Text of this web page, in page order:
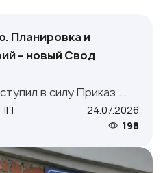
Планировка и
– новый Свод
в силу Приказ ...
24.07.2026
198